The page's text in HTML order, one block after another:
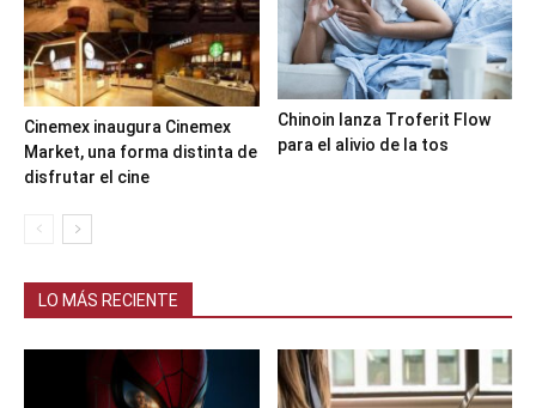
Cinemex inaugura Cinemex
Market, una forma distinta de
disfrutar el cine
Chinoin lanza Troferit Flow
para el alivio de la tos
LO MÁS RECIENTE